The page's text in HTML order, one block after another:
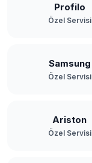
Profilo
Özel Servisi
Samsung
Özel Servisi
Ariston
Özel Servisi